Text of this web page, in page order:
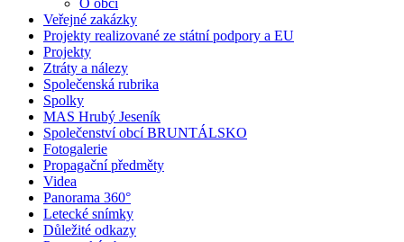
Veřejné zakázky
Projekty realizované ze státní podpory a EU
Projekty
Ztráty a nálezy
Společenská rubrika
Spolky
MAS Hrubý Jeseník
Společenství obcí BRUNTÁLSKO
Fotogalerie
Propagační předměty
Videa
Panorama 360°
Letecké snímky
Důležité odkazy